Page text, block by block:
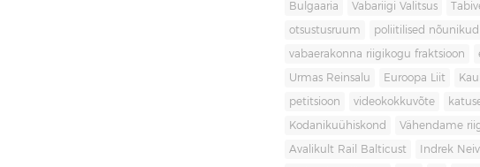
Bulgaaria Vabariigi Valitsus
otsustusruum poliitilised nõunikud
vabaerakonna riigikogu fraktsioon
Urmas Reinsalu Euroopa Liit
petitsioon videokokkuvõte
Kodanikuühiskond Vähendame
Avalikult Rail Balticust Indrek